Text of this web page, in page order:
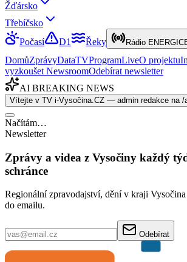
Žďársko
Třebíčsko
Počasí
D1 Řeky Rádio ENERGIC
DomůZprávyDataTVProgramLiveO projektu
vyzkoušet NewsroomOdebírat newsletter
AI BREAKING NEWS
Vítejte v TV i-Vysočina.CZ — admin redakce na /
Načítám…
Newsletter
Zprávy a videa z Vysočiny každý
schránce
Regionální zpravodajství, dění v kraji
do emailu.
Odebírat